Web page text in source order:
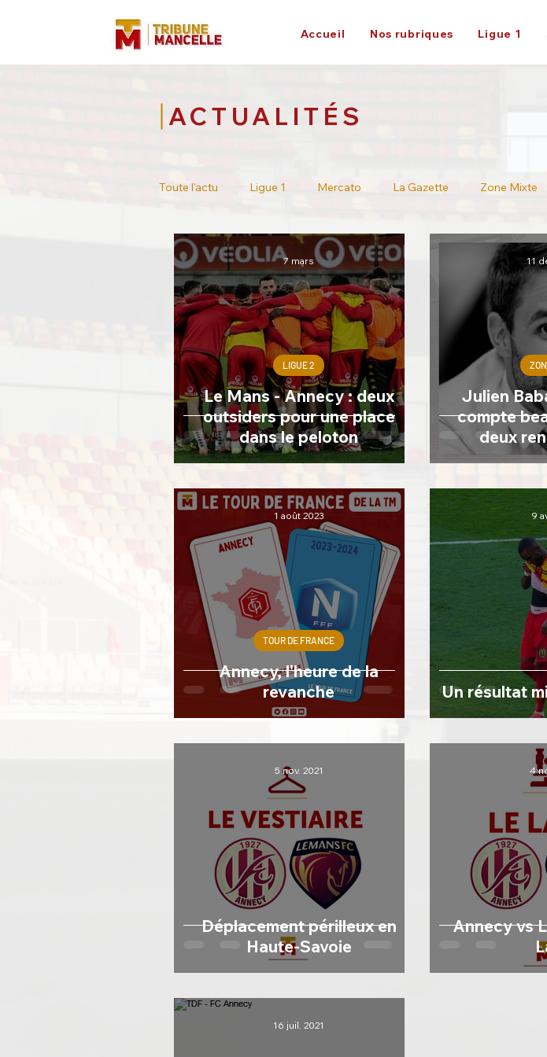
Accueil Nos rubriques Ligue 1
ACTUALITÉS
Toute l'actu Ligue 1 Mercato La Gazette Zone Mixte
Tour de France Académie Ligue 2
Le Mans - Annecy : deux
outsiders pour une place
dans le peloton
LIGUE 2
7 mars
Julien
compte
deux
décembre
11
Annecy, l'heure de la
revanche
TOUR DE FRANCE
1 août 2023
Un résultat
9
Déplacement périlleux en
Haute-Savoie
5 nov. 2021
Annecy vs
4
16 juil. 2021